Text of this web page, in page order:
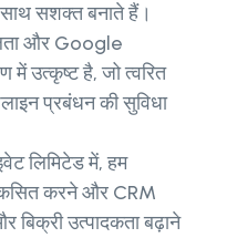
साथ सशक्त बनाते हैं।
और Google
उत्कृष्ट है, जो त्वरित
प्रबंधन की सुविधा
लिमिटेड में, हम
करने और CRM
उत्पादकता बढ़ाने